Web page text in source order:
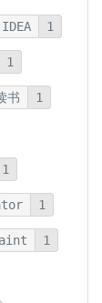
IDEA 1
1
书 1
1
1
1